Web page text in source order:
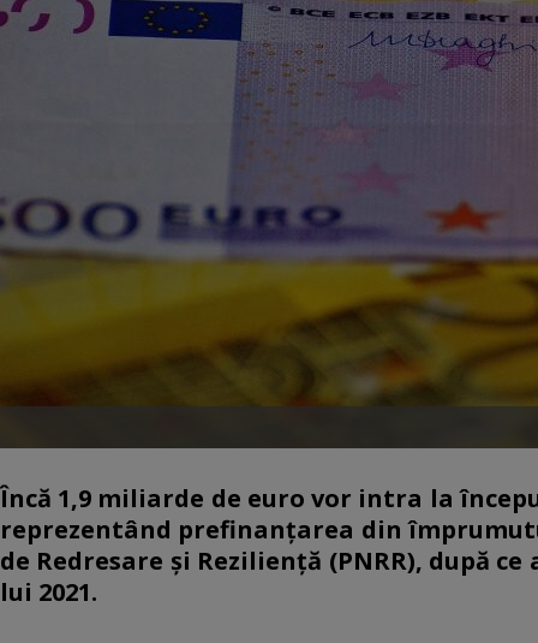
Încă 1,9 miliarde de euro vor intra la
reprezentând prefinanţarea din
de Redresare şi Rezilienţă (PNRR), după
lui 2021.